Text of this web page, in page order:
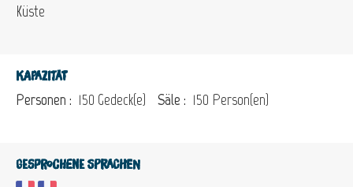
Küste
Kapazität
Personen : 150 Gedeck(e) Säle : 150 Person(en)
Gesprochene Sprachen